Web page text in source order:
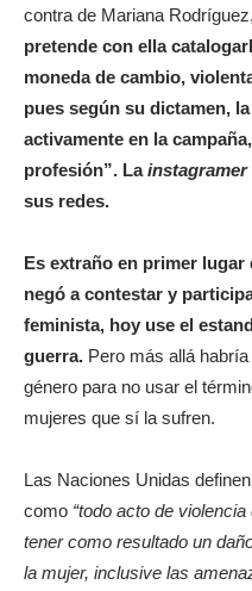
contra de Mariana
pretende con ella
moneda de cambio,
pues según su dictamen,
activamente en la
profesión”. Lainstagramer
sus redes.
Es extraño en primer
negó a contestar y
feminista, hoy use el
guerra. Pero más allá
género para no usar el
mujeres que sí la sufren.
Las Naciones Unidas
como “todo acto de
tener como resultado un
la mujer, inclusive las